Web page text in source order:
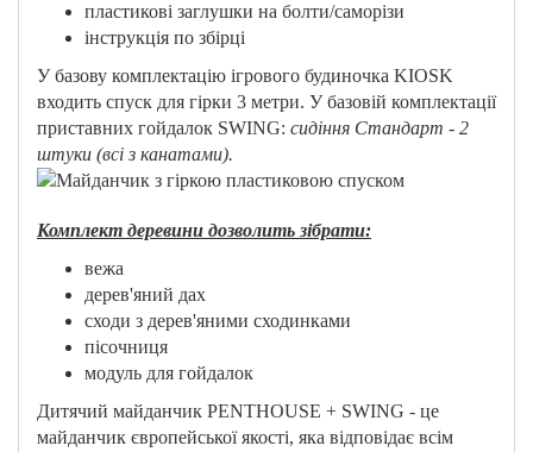
пластикові заглушки на болти/саморізи
інструкція по збірці
У базову комплектацію ігрового будиночка KIOSK
входить спуск для гірки 3 метри. У базовій комплектації
приставних гойдалок SWING: сидіння Стандарт - 2
штуки (всі з канатами).
Комплект деревини дозволить зібрати:
вежа
дерев'яний дах
сходи з дерев'яними сходинками
пісочниця
модуль для гойдалок
Дитячий майданчик PENTHOUSE + SWING - це
майданчик європейської якості, яка відповідає всім